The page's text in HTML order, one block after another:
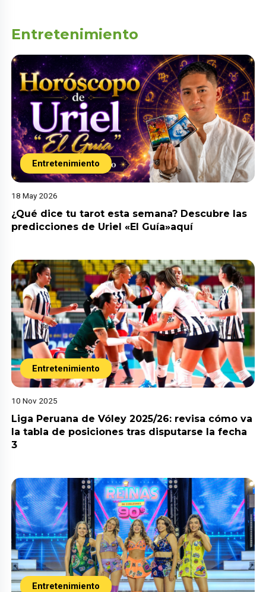
Entretenimiento
Entretenimiento
18 May 2026
¿Qué dice tu tarot esta semana? Descubre las
predicciones de Uriel «El Guía»aquí
Entretenimiento
10 Nov 2025
Liga Peruana de Vóley 2025/26: revisa cómo va
la tabla de posiciones tras disputarse la fecha
3
Entretenimiento